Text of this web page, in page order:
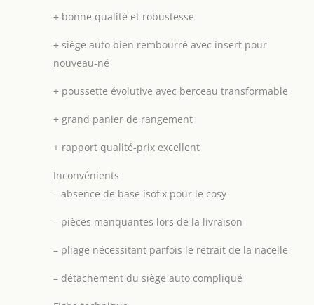
+ bonne qualité et robustesse
+ siège auto bien rembourré avec insert pour
nouveau-né
+ poussette évolutive avec berceau transformable
+ grand panier de rangement
+ rapport qualité-prix excellent
Inconvénients
– absence de base isofix pour le cosy
– pièces manquantes lors de la livraison
– pliage nécessitant parfois le retrait de la nacelle
– détachement du siège auto compliqué